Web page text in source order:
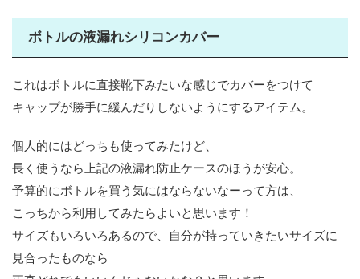
ボトルの液漏れシリコンカバー
これはボトルに直接靴下みたいな感じでカバーをつけて
キャップが勝手に緩んだりしないようにするアイテム。
個人的にはどっちも使ってみたけど、
長く使うなら上記の液漏れ防止ケースのほうが安心。
予算的にボトルを買う気にはならないなーって方は、
こっちから利用してみたらよいと思います！
サイズもいろいろあるので、自分が持っていきたいサイズに
見合ったものなら